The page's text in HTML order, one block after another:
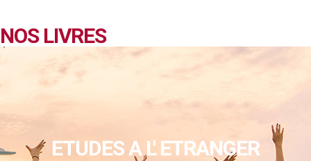
NOS LIVRES
ETUDES A L' ETRANGER